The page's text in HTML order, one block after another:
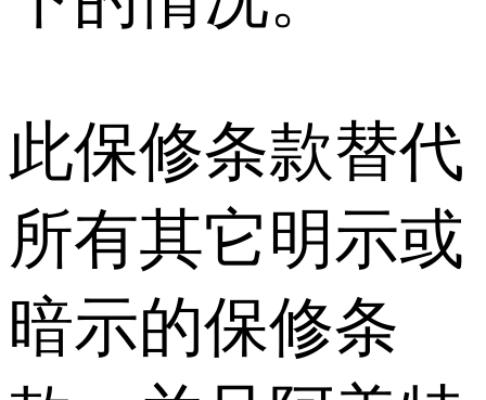
此保修条款替代
所有其它明示或
暗示的保修条